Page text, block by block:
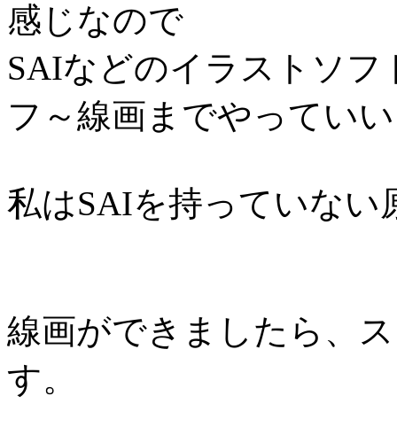
感じなので
SAIなどのイラストソ
フ～線画までやってい
私はSAIを持っていな
線画ができましたら、
す。